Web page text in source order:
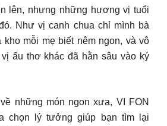
lên, nhưng những hương vị tuổi
Như vị canh chua chỉ mình bà
kho mỗi mẹ biết nêm ngon, và vô
ấu thơ khác đã hằn sâu vào ký
những món ngon xưa, VI FON
chọn lý tưởng giúp bạn tìm lại